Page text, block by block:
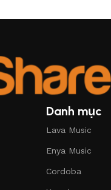
Danh mục
Lava Music
Enya Music
Cordoba